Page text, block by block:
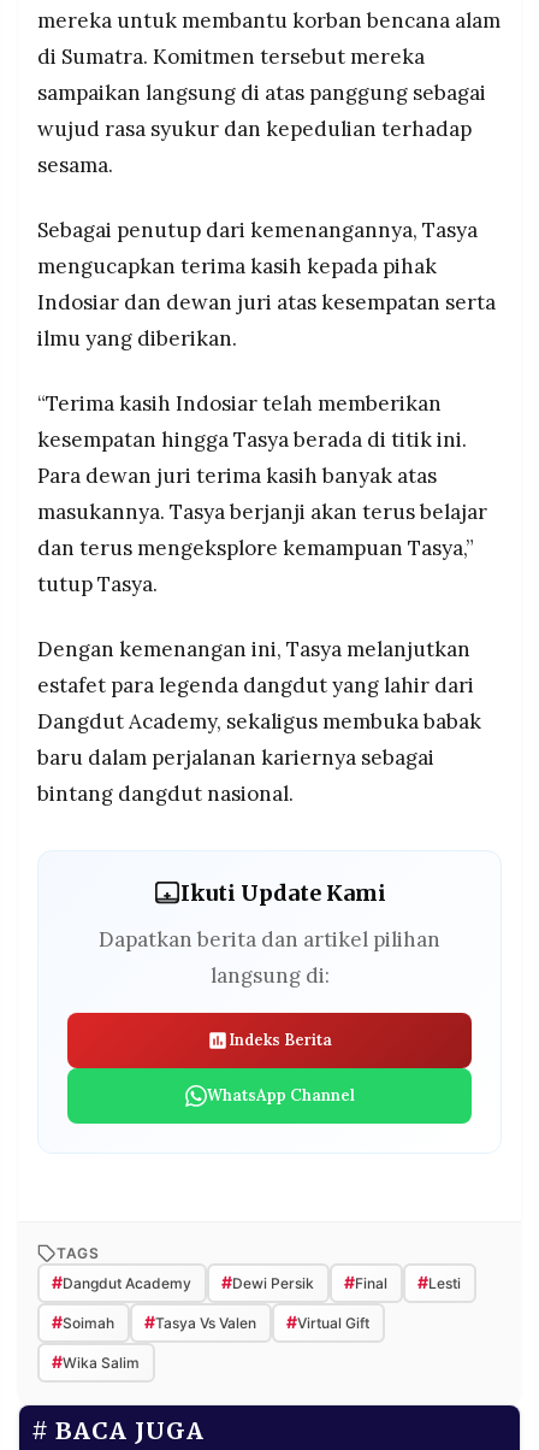
mereka untuk membantu korban bencana alam
di Sumatra. Komitmen tersebut mereka
sampaikan langsung di atas panggung sebagai
wujud rasa syukur dan kepedulian terhadap
sesama.
Sebagai penutup dari kemenangannya, Tasya
mengucapkan terima kasih kepada pihak
Indosiar dan dewan juri atas kesempatan serta
ilmu yang diberikan.
“Terima kasih Indosiar telah memberikan
kesempatan hingga Tasya berada di titik ini.
Para dewan juri terima kasih banyak atas
masukannya. Tasya berjanji akan terus belajar
dan terus mengeksplore kemampuan Tasya,”
tutup Tasya.
Dengan kemenangan ini, Tasya melanjutkan
estafet para legenda dangdut yang lahir dari
Dangdut Academy, sekaligus membuka babak
baru dalam perjalanan kariernya sebagai
bintang dangdut nasional.
Ikuti Update Kami
Dapatkan berita dan artikel pilihan
langsung di:
Indeks Berita
WhatsApp Channel
TAGS
#Dangdut Academy #Dewi Persik #Final #Lesti
#Soimah #Tasya Vs Valen #Virtual Gift
#Wika Salim
BACA JUGA